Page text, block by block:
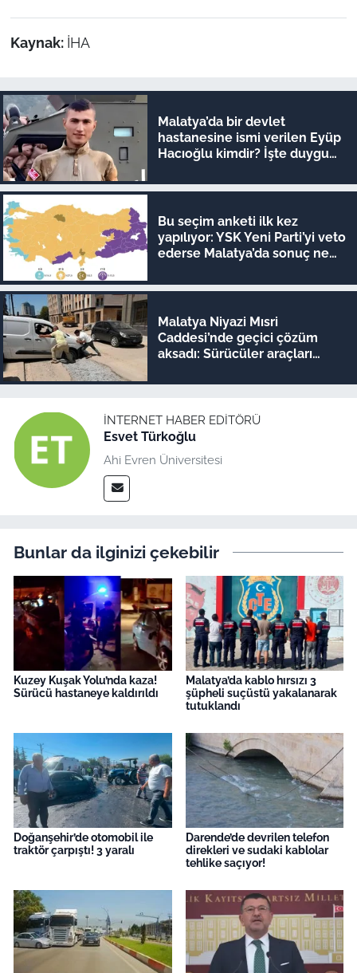
Kaynak: İHA
Malatya’da bir devlet
hastanesine ismi verilen Eyüp
Hacıoğlu kimdir? İşte duygu
Bu seçim anketi ilk kez
yapılıyor: YSK Yeni Parti’yi veto
ederse Malatya’da sonuç ne
Malatya Niyazi Mısri
Caddesi’nde geçici çözüm
aksadı: Sürücüler araçları
İNTERNET HABER EDITÖRÜ
Esvet Türkoğlu
Ahi Evren Üniversitesi
Bunlar da ilginizi çekebilir
Kuzey Kuşak Yolu’nda kaza!
Sürücü hastaneye kaldırıldı
Malatya’da kablo hırsızı 3
şüpheli suçüstü yakalanarak
tutuklandı
Doğanşehir’de otomobil ile
traktör çarpıştı! 3 yaralı
Darende’de devrilen telefon
direkleri ve sudaki kablolar
tehlike saçıyor!